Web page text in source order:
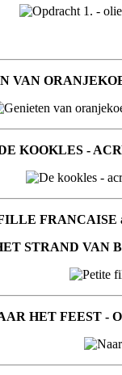
VAN
KOOKLES -
FRANCAISE
STRAND VAN
HET FEEST -